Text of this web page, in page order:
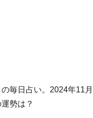
毎日占い。2024年11
勢は？